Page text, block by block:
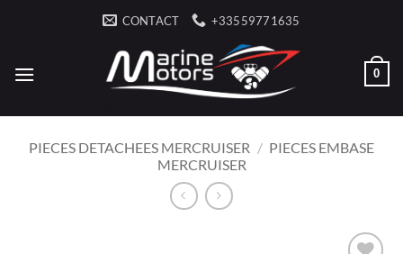
CONTACT +33559771635
0
PIECES DETACHEES MERCRUISER / PIECES EMBASE
MERCRUISER